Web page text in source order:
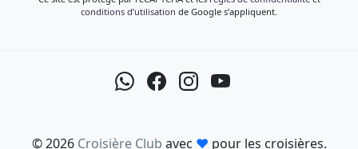
conditions d’utilisation de Google s’appliquent.
© 2026 Croisière Club avec ♥ pour les croisières.